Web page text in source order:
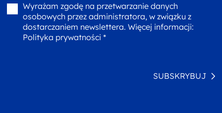
Wyrażam zgodę na przetwarzanie danych
osobowych przez administratora, w związku z
dostarczaniem newslettera. Więcej informacji:
Polityka prywatności *
SUBSKRYBUJ